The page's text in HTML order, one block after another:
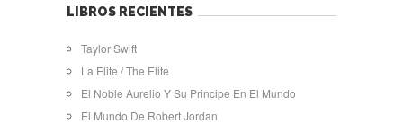
LIBROS RECIENTES
Taylor Swift
La Elite / The Elite
El Noble Aurelio Y Su Principe En El Mundo
El Mundo De Robert Jordan